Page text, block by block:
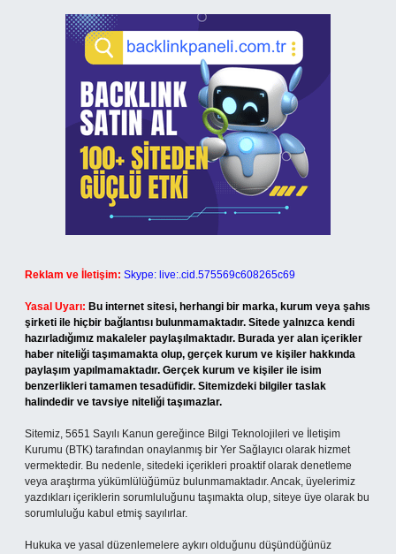
Reklam ve İletişim: Skype: live:.cid.575569c608265c69
Yasal Uyarı: Bu internet sitesi, herhangi bir marka, kurum veya şahıs
şirketi ile hiçbir bağlantısı bulunmamaktadır. Sitede yalnızca kendi
hazırladığımız makaleler paylaşılmaktadır. Burada yer alan içerikler
haber niteliği taşımamakta olup, gerçek kurum ve kişiler hakkında
paylaşım yapılmamaktadır. Gerçek kurum ve kişiler ile isim
benzerlikleri tamamen tesadüfidir. Sitemizdeki bilgiler taslak
halindedir ve tavsiye niteliği taşımazlar.
Sitemiz, 5651 Sayılı Kanun gereğince Bilgi Teknolojileri ve İletişim
Kurumu (BTK) tarafından onaylanmış bir Yer Sağlayıcı olarak hizmet
vermektedir. Bu nedenle, sitedeki içerikleri proaktif olarak denetleme
veya araştırma yükümlülüğümüz bulunmamaktadır. Ancak, üyelerimiz
yazdıkları içeriklerin sorumluluğunu taşımakta olup, siteye üye olarak bu
sorumluluğu kabul etmiş sayılırlar.
Hukuka ve yasal düzenlemelere aykırı olduğunu düşündüğünüz